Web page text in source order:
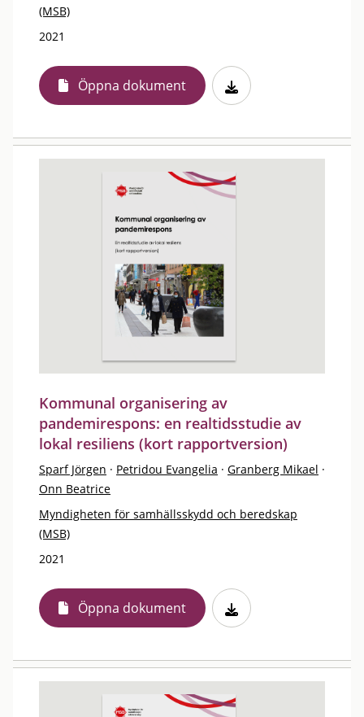
(MSB)
2021
Öppna dokument
Kommunal organisering av
pandemirespons: en realtidsstudie av
lokal resiliens (kort rapportversion)
Sparf Jörgen · Petridou Evangelia · Granberg Mikael ·
Onn Beatrice
Myndigheten för samhällsskydd och beredskap
(MSB)
2021
Öppna dokument